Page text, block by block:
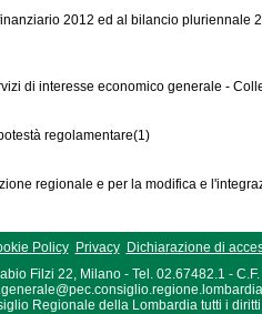
2012 ed al bilancio
di interesse economico generale -
regolamentare(1)
regionale e per la modifica e
Policy Privacy
Dichiarazione di
Filzi 22, Milano - Tel. 02.67482.1 -
Regionale della Lombardia tutti i